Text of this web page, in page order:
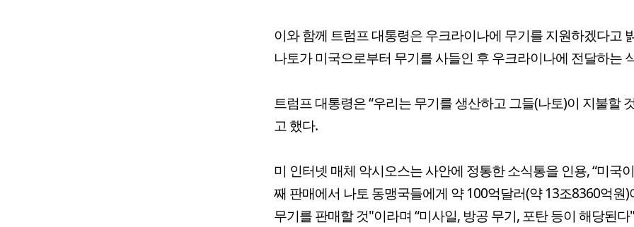
이와 함께 트럼프 대통령은 우크라이나에 무기를 지원하겠다고
나토가 미국으로부터 무기를 사들인 후 우크라이나에 전달하는
트럼프 대통령은 “우리는 무기를 생산하고 그들(나토)이 지불할
고 했다.
미 인터넷 매체 악시오스는 사안에 정통한 소식통을 인용, “미국
째 판매에서 나토 동맹국들에게 약 100억달러(약 13조8360억원)
무기를 판매할 것"이라며 “미사일, 방공 무기, 포탄 등이 해당된